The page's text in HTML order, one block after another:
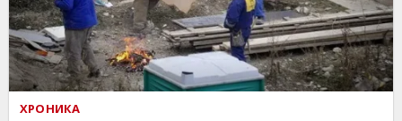
ХРОНИКА